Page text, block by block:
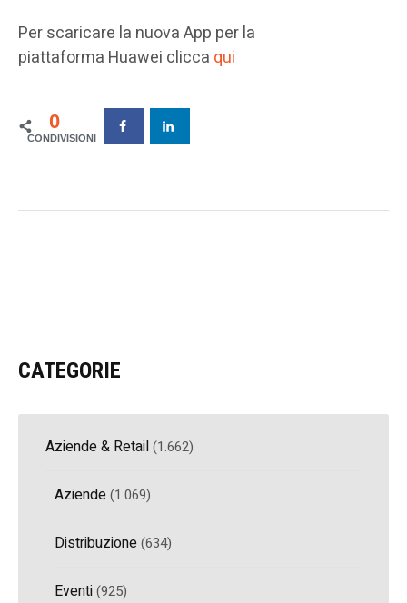
Per scaricare la nuova App per la
piattaforma Huawei clicca qui
0
CATEGORIE
Aziende & Retail(1.662)
Aziende(1.069)
Distribuzione(634)
Eventi(925)